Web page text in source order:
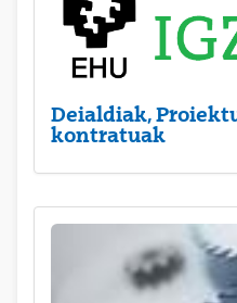
Deialdiak,
kontratuak